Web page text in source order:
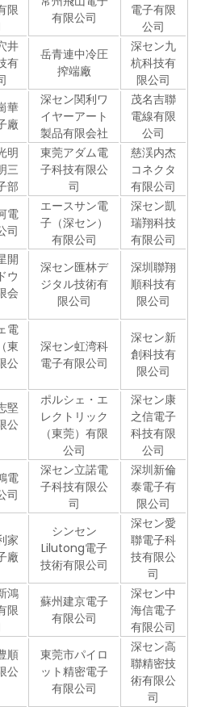
限
有限公司
電子有限
公司
井
有
岳青連中冷圧
搾端廠
深セン九
杭科技有
限公司
華
廠
深セン関利ワ
イヤーアート
製品有限会社
茂名吉聯
電線有限
公司
明
三
部
東莞アダム電
子科技有限公
司
慈渓内杰
コネクタ
有限公司
電
司
エースサン電
子（深セン）
有限公司
深セン凱
瑞翔科技
有限公司
開
ウ
会
深セン匯林デ
ジタル技術有
限公司
深圳聯翔
順科技有
限公司
電
東
公
深セン虹湾科
電子有限公司
深セン新
創科技有
限公司
堅
公
ポルシェ・エ
レクトリック
（東莞）有限
公司
深セン康
之信電子
科技有限
公司
電
司
深セン立諾電
子科技有限公
司
深圳新倫
泰電子有
限公司
家
廠
シンセン
Lilutong電子
技術有限公司
深セン愛
聯電子科
技有限公
司
鴻
限
蘇州建京電子
有限公司
深セン中
海信電子
有限公司
順
公
東莞市パイロ
ット精密電子
有限公司
深セン高
聯精密技
術有限公
司